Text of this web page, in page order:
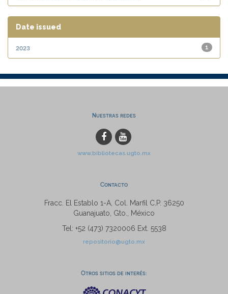
Date issued
1
2023
Nuestras redes
www.bibliotecas.ugto.mx
Contacto
Fracc. El Establo 1-A, Col. Marfil C.P. 36250
Guanajuato, Gto., México
Tel: +52 (473) 7320006 Ext. 5538
repositorio@ugto.mx
Otros sitios de interés: